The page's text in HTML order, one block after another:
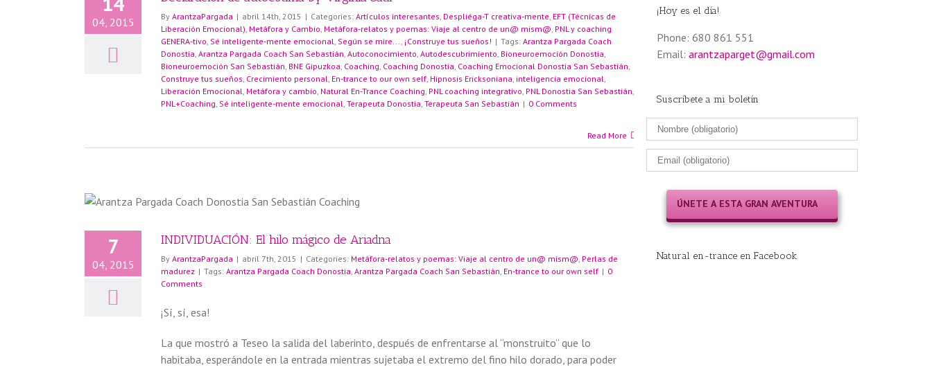
04, 2015 By ArantzaPargada | abril 14th, 2015 | Categories: Artículos interesantes, Despliéga-T creativa-mente, EFT (Técnicas de
Liberación Emocional), Metáfora y Cambio, Metáfora-relatos y poemas: Viaje al centro de un@ mism@, PNL y coaching
GENERA-tivo, Sé inteligente-mente emocional, Según se mire..., ¡Construye tus sueños! | Tags: Arantza Pargada Coach
Donostia, Arantza Pargada Coach San Sebastián, Autoconocimiento, Autodescubrimiento, Bioneuroemoción Donostia,
Bioneuroemoción San Sebastián, BNE Gipuzkoa, Coaching, Coaching Donostia, Coaching Emocional Donostia San Sebastián,
Construye tus sueños, Crecimiento personal, En-trance to our own self, Hipnosis Ericksoniana, inteligencia emocional,
Liberación Emocional, Metáfora y cambio, Natural En-Trance Coaching, PNL coaching integrativo, PNL Donostia San Sebastián,
PNL+Coaching, Sé inteligente-mente emocional, Terapeuta Donostia, Terapeuta San Sebastián | 0 Comments
Read More
7
04, 2015
INDIVIDUACIÓN: El hilo mágico de Ariadna
By ArantzaPargada | abril 7th, 2015 | Categories: Metáfora-relatos y poemas: Viaje al centro de un@ mism@, Perlas de
madurez | Tags: Arantza Pargada Coach Donostia, Arantza Pargada Coach San Sebastián, En-trance to our own self | 0
Comments
¡Sí, sí, esa!
La que mostró a Teseo la salida del laberinto, después de enfrentarse al “monstruito” que lo
habitaba, esperándole en la entrada mientras sujetaba el extremo del fino hilo dorado, para poder
¡Hoy es el día!
Phone: 680 861 551
Email: arantzaparget@gmail.com
Suscríbete a mi boletín
Natural en-trance en Facebook